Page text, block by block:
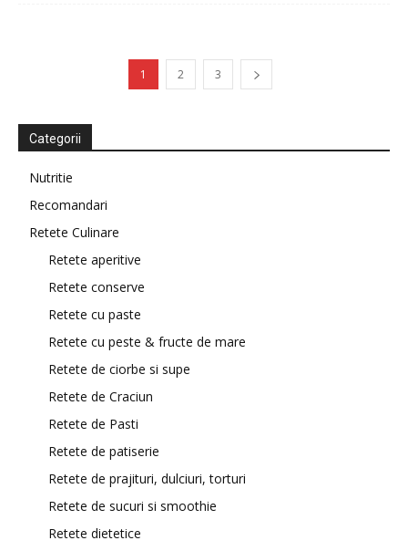
1 2 3
Categorii
Nutritie
Recomandari
Retete Culinare
Retete aperitive
Retete conserve
Retete cu paste
Retete cu peste & fructe de mare
Retete de ciorbe si supe
Retete de Craciun
Retete de Pasti
Retete de patiserie
Retete de prajituri, dulciuri, torturi
Retete de sucuri si smoothie
Retete dietetice